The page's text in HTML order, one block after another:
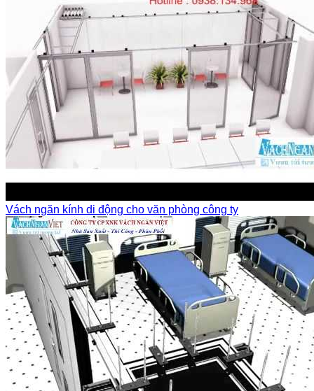
Vách ngăn kính di động cho văn phòng công ty